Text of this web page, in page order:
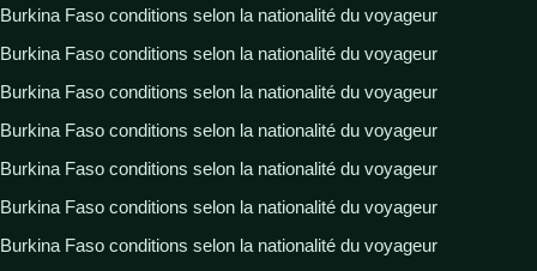
Burkina Faso conditions selon la nationalité du voyageur
Burkina Faso conditions selon la nationalité du voyageur
Burkina Faso conditions selon la nationalité du voyageur
Burkina Faso conditions selon la nationalité du voyageur
Burkina Faso conditions selon la nationalité du voyageur
Burkina Faso conditions selon la nationalité du voyageur
Burkina Faso conditions selon la nationalité du voyageur